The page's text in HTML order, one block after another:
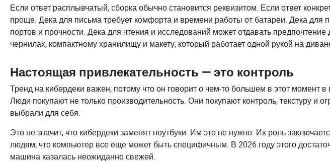
Если ответ расплывчатый, сборка обычно становится реквизитом. Если ответ
проще. Дека для письма требует комфорта и времени работы от батареи. Дека для
портов и прочности. Дека для чтения и исследований может отдавать
чернилах, компактному хранилищу и макету, который работает одной рукой на
Настоящая привлекательность — это контроль
Тренд на кибердеки важен, потому что он говорит о чем-то большем в этот момент в
Люди покупают не только производительность. Они покупают контроль, текстуру и
выбрали для себя.
Это не значит, что кибердеки заменят ноутбуки. Им это не нужно. Их роль
людям, что компьютер все еще может быть специфичным. В 2026 году этого
машина казалась неожиданно свежей.